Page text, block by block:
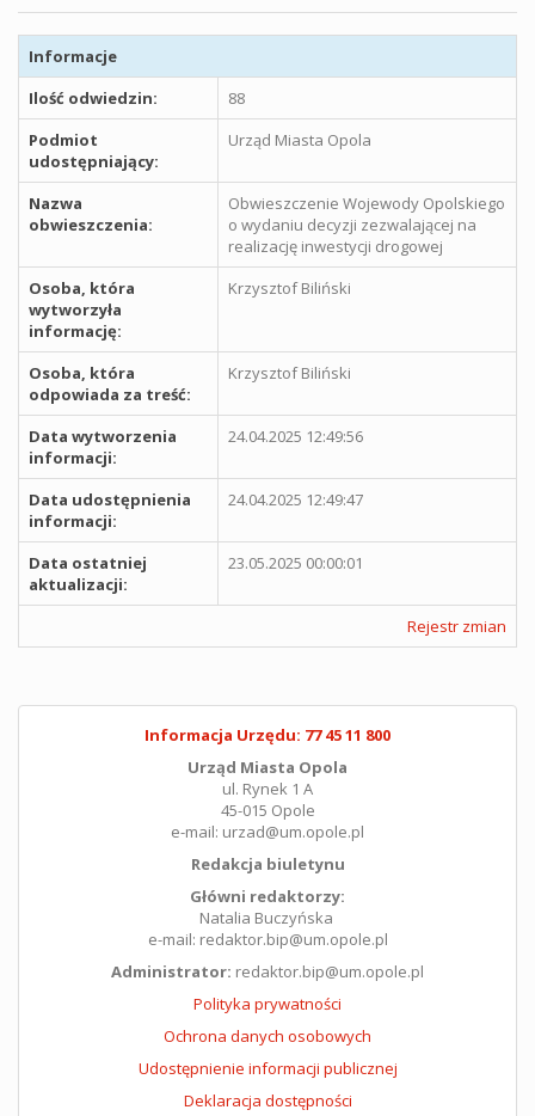
Informacje
Ilość odwiedzin:
88
Podmiot
udostępniający:
Urząd Miasta Opola
Nazwa
obwieszczenia:
Obwieszczenie Wojewody Opolskiego
o wydaniu decyzji zezwalającej na
realizację inwestycji drogowej
Osoba, która
wytworzyła
informację:
Krzysztof Biliński
Osoba, która
odpowiada za treść:
Krzysztof Biliński
Data wytworzenia
informacji:
24.04.2025 12:49:56
Data udostępnienia
informacji:
24.04.2025 12:49:47
Data ostatniej
aktualizacji:
23.05.2025 00:00:01
Rejestr zmian
Informacja Urzędu: 77 45 11 800
Urząd Miasta Opola
ul. Rynek 1 A
45-015 Opole
e-mail: urzad@um.opole.pl
Redakcja biuletynu
Główni redaktorzy:
Natalia Buczyńska
e-mail: redaktor.bip@um.opole.pl
Administrator: redaktor.bip@um.opole.pl
Polityka prywatności
Ochrona danych osobowych
Udostępnienie informacji publicznej
Deklaracja dostępności